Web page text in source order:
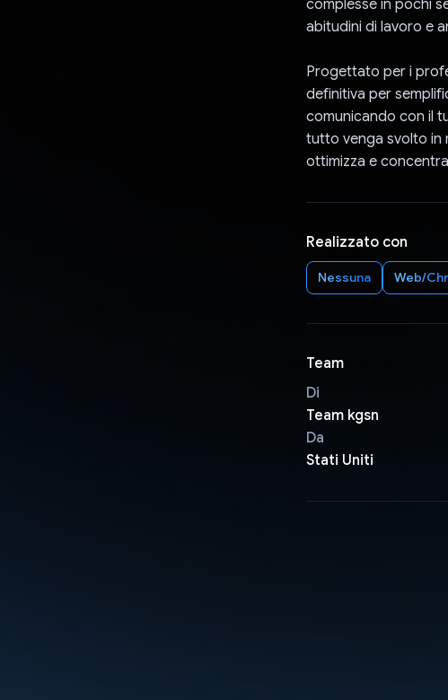
complesse in pochi
abitudini di lavoro e
Progettato per i
definitiva per
comunicando con il
tutto venga svolto in
ottimizza e
Realizzato con
Nessuna Web/
Team
Di
Team kgsn
Da
Stati Uniti